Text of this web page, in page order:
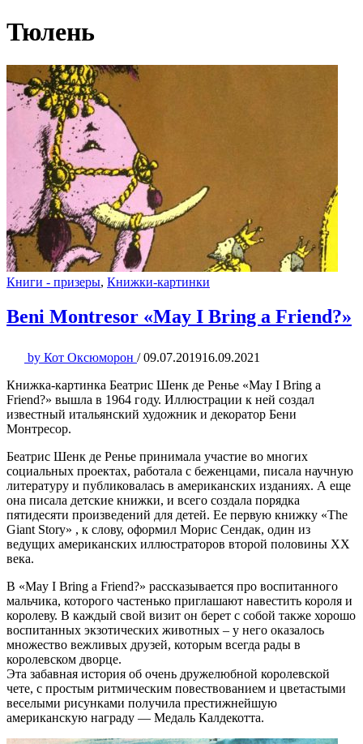
Тюлень
Книги - призеры, Книжки-картинки
Beni Montresor «May I Bring a Friend?»
by Кот Оксюморон / 09.07.201916.09.2021
Книжка-картинка Беатрис Шенк де Ренье «May I Bring a
Friend?» вышла в 1964 году. Иллюстрации к ней создал
известный итальянский художник и декоратор Бени
Монтресор.
Беатрис Шенк де Ренье принимала участие во многих
социальных проектах, работала с беженцами, писала научную
литературу и публиковалась в американских изданиях. А еще
она писала детские книжки, и всего создала порядка
пятидесяти произведений для детей. Ее первую книжку «The
Giant Story» , к слову, оформил Морис Сендак, один из
ведущих американских иллюстраторов второй половины XX
века.
В «May I Bring a Friend?» рассказывается про воспитанного
мальчика, которого частенько приглашают навестить короля и
королеву. В каждый свой визит он берет с собой также хорошо
воспитанных экзотических животных – у него оказалось
множество вежливых друзей, которым всегда рады в
королевском дворце.
Эта забавная история об очень дружелюбной королевской
чете, с простым ритмическим повествованием и цветастыми
веселыми рисунками получила престижнейшую
американскую награду — Медаль Калдекотта.